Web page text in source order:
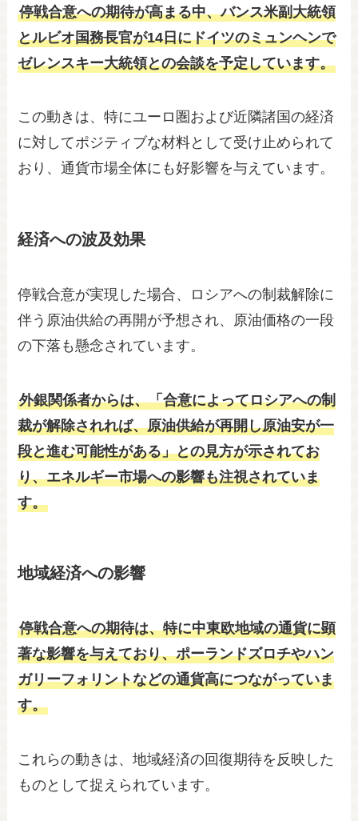
停戦合意への期待が高まる中、バンス米副大統領
とルビオ国務長官が14日にドイツのミュンヘンで
ゼレンスキー大統領との会談を予定しています。
この動きは、特にユーロ圏および近隣諸国の経済
に対してポジティブな材料として受け止められて
おり、通貨市場全体にも好影響を与えています。
経済への波及効果
停戦合意が実現した場合、ロシアへの制裁解除に
伴う原油供給の再開が予想され、原油価格の一段
の下落も懸念されています。
外銀関係者からは、「合意によってロシアへの制
裁が解除されれば、原油供給が再開し原油安が一
段と進む可能性がある」との見方が示されてお
り、エネルギー市場への影響も注視されていま
す。
地域経済への影響
停戦合意への期待は、特に中東欧地域の通貨に顕
著な影響を与えており、ポーランドズロチやハン
ガリーフォリントなどの通貨高につながっていま
す。
これらの動きは、地域経済の回復期待を反映した
ものとして捉えられています。